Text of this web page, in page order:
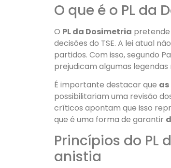
O que é o PL da
O PL da Dosimetria pretende
decisões do TSE. A lei atual
partidos. Com isso, segundo
prejudicam algumas legendas
É importante destacar que
possibilitariam uma revisão
críticos apontam que isso
que é uma forma de garantir
Princípios do
anistia